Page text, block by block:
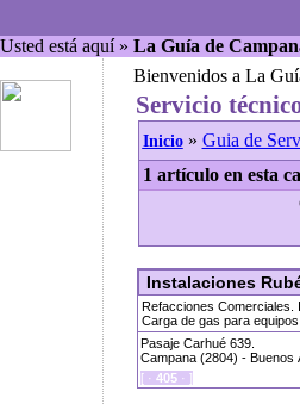
Usted está aquí » La Guía de
Bienvenidos a La
Servicio
Inicio» Guia de
1 artículo en esta
Instalaciones
Refacciones Comerciales.
Carga de gas para
Pasaje Carhué 639.
Campana (2804) - Buenos
[ · 405 · ]